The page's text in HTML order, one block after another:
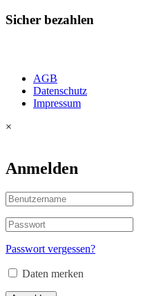
Sicher bezahlen
AGB
Datenschutz
Impressum
×
Anmelden
Passwort vergessen?
Daten merken